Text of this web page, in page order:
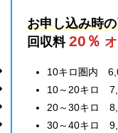
お申し込み時
回収料 20％
10キロ圏内
10～20キロ
20～30キロ
30～40キロ